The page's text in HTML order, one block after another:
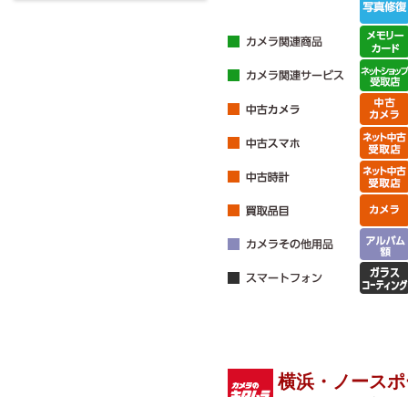
横浜・ノース